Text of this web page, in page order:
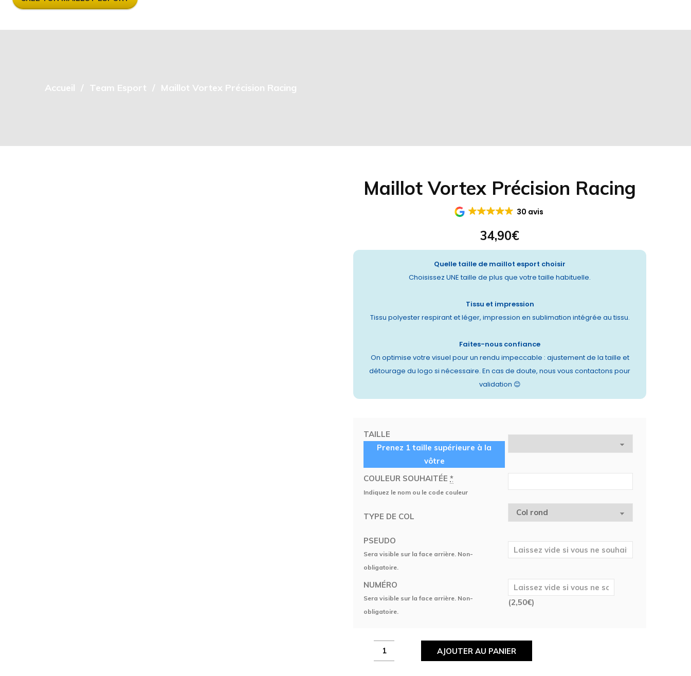
Accueil Team Esport Maillot Vortex Précision Racing
Maillot Vortex Précision Racing
30 avis
34,90€
Quelle taille de maillot esport choisir
Choisissez UNE taille de plus que votre taille habituelle.
Tissu et impression
Tissu polyester respirant et léger, impression en sublimation intégrée au tissu.
Faites-nous confiance
On optimise votre visuel pour un rendu impeccable : ajustement de la taille et
détourage du logo si nécessaire. En cas de doute, nous vous contactons pour
validation 😊
TAILLE
Prenez 1 taille supérieure à la
vôtre
COULEUR SOUHAITÉE *
Indiquez le nom ou le code couleur
TYPE DE COL
PSEUDO
Sera visible sur la face arrière. Non-
obligatoire.
NUMÉRO
Sera visible sur la face arrière. Non-
obligatoire.
(2,50€)
Maillot
Vortex
AJOUTER AU PANIER